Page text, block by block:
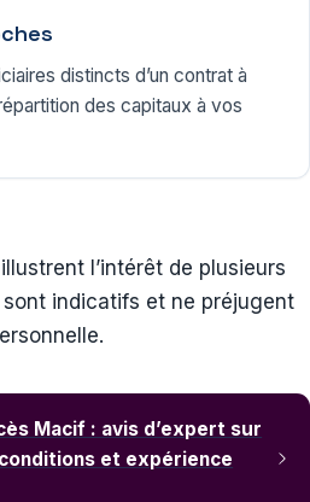
distincts d’un contrat à
des capitaux à vos
l’intérêt de plusieurs
indicatifs et ne préjugent
Macif : avis d’expert sur
et expérience